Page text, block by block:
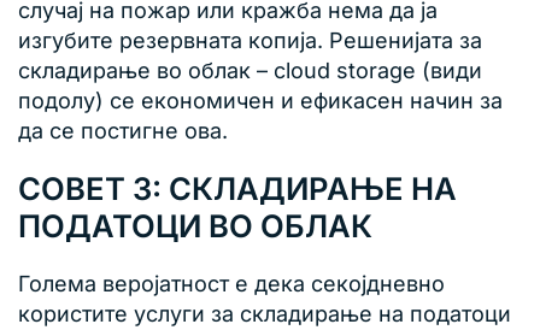
случај на пожар или кражба нема да ја
изгубите резервната копија. Решенијата за
складирање во облак – cloud storage (види
подолу) се економичен и ефикасен начин за
да се постигне ова.
СОВЕТ 3: СКЛАДИРАЊЕ НА
ПОДАТОЦИ ВО ОБЛАК
Голема веројатност е дека секојдневно
користите услуги за складирање на податоци